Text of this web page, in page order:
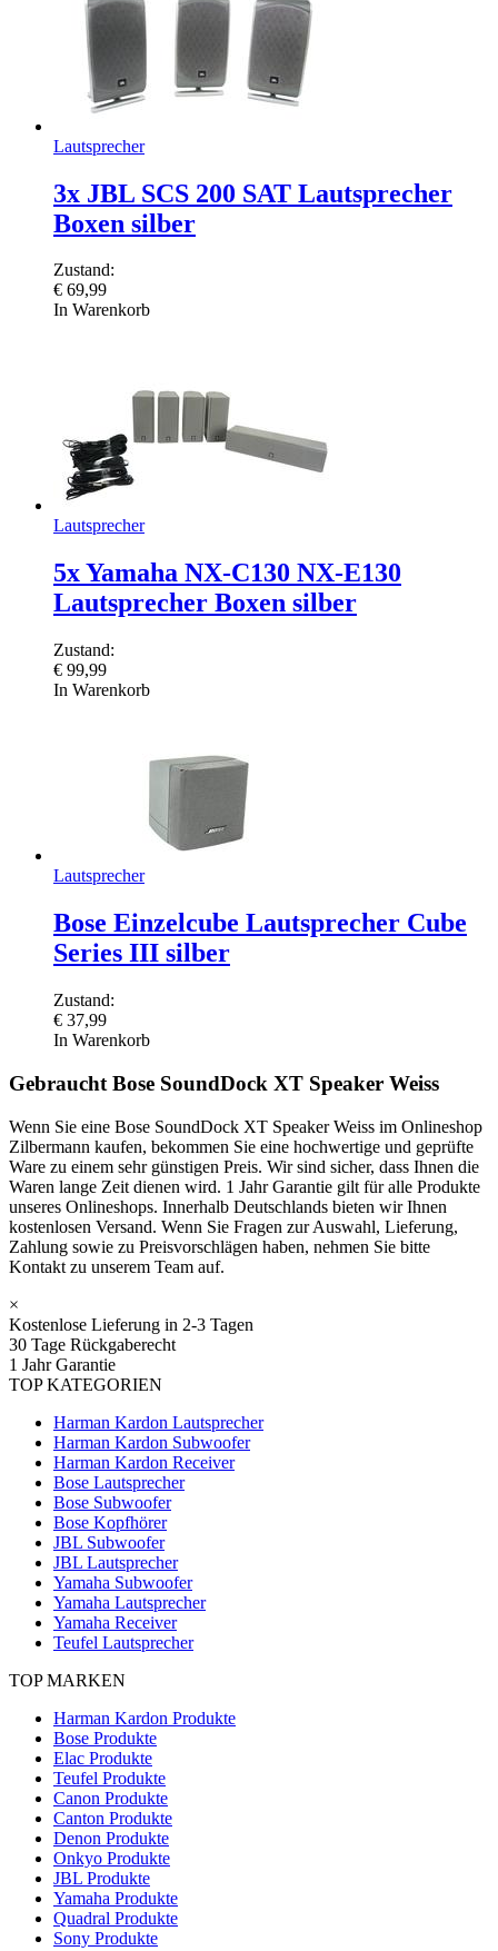
Lautsprecher
3x JBL SCS 200 SAT Lautsprecher
Boxen silber
Zustand:
€ 69,99
In Warenkorb
Lautsprecher
5x Yamaha NX-C130 NX-E130
Lautsprecher Boxen silber
Zustand:
€ 99,99
In Warenkorb
Lautsprecher
Bose Einzelcube Lautsprecher Cube
Series III silber
Zustand:
€ 37,99
In Warenkorb
Gebraucht Bose SoundDock XT Speaker Weiss
Wenn Sie eine Bose SoundDock XT Speaker Weiss im Onlineshop
Zilbermann kaufen, bekommen Sie eine hochwertige und geprüfte
Ware zu einem sehr günstigen Preis. Wir sind sicher, dass Ihnen die
Waren lange Zeit dienen wird. 1 Jahr Garantie gilt für alle Produkte
unseres Onlineshops. Innerhalb Deutschlands bieten wir Ihnen
kostenlosen Versand. Wenn Sie Fragen zur Auswahl, Lieferung,
Zahlung sowie zu Preisvorschlägen haben, nehmen Sie bitte
Kontakt zu unserem Team auf.
×
Kostenlose Lieferung in 2-3 Tagen
30 Tage Rückgaberecht
1 Jahr Garantie
TOP KATEGORIEN
Harman Kardon Lautsprecher
Harman Kardon Subwoofer
Harman Kardon Receiver
Bose Lautsprecher
Bose Subwoofer
Bose Kopfhörer
JBL Subwoofer
JBL Lautsprecher
Yamaha Subwoofer
Yamaha Lautsprecher
Yamaha Receiver
Teufel Lautsprecher
TOP MARKEN
Harman Kardon Produkte
Bose Produkte
Elac Produkte
Teufel Produkte
Canon Produkte
Canton Produkte
Denon Produkte
Onkyo Produkte
JBL Produkte
Yamaha Produkte
Quadral Produkte
Sony Produkte